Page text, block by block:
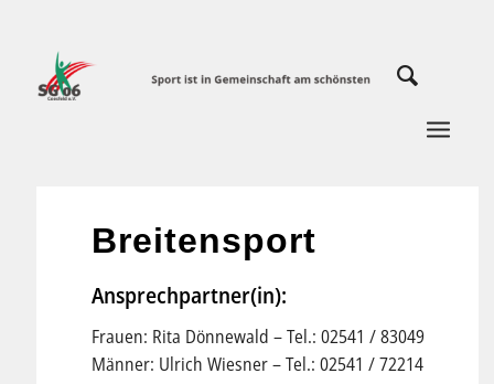
Breitensport
Ansprechpartner(in):
Frauen: Rita Dönnewald – Tel.: 02541 / 83049
Männer: Ulrich Wiesner – Tel.: 02541 / 72214